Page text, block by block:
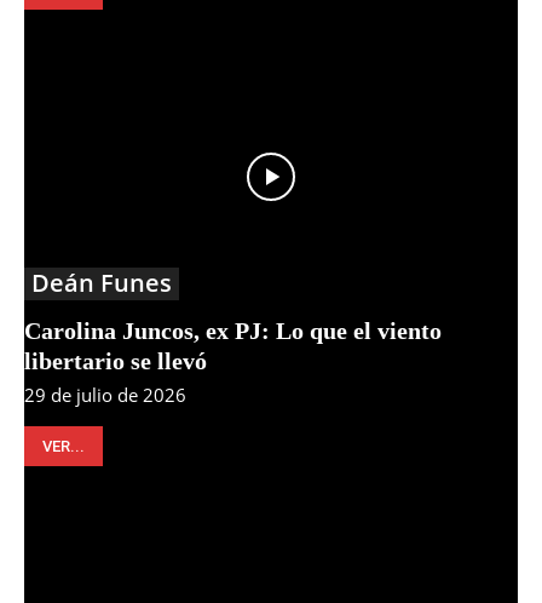
Deán Funes
Carolina Juncos, ex PJ: Lo que el viento
libertario se llevó
29 de julio de 2026
VER...